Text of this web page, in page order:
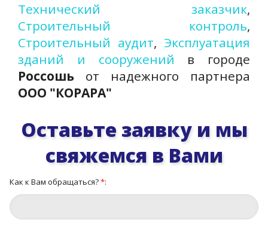
Технический заказчик,
Строительный контроль,
Строительный аудит, Эксплуатация
зданий и сооружений в городе
Россошь от надежного партнера
ООО "КОРАРА"
Оставьте заявку и мы
свяжемся в Вами
Как к Вам обращаться?*: